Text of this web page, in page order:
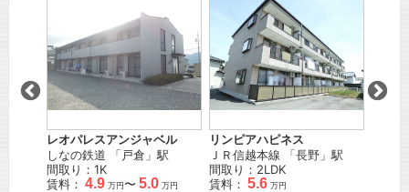
レオパレスアンジャベル
しなの鉄道 「戸倉 」駅
間取り：1K
賃料： 4.9 万円〜 5.0 万円
リンピアハピネス
ＪＲ信越本線 「長野 」駅
間取り：2LDK
賃料： 5.6 万円